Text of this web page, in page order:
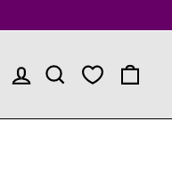
LOGGA INPRODUKTSÖKNING